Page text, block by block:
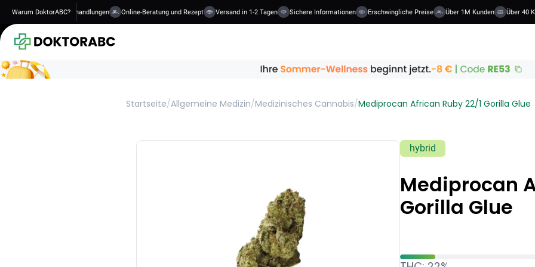
Warum DoktorABC?
Diskrete, qualifizierte Behandlungen Online-Beratung und Rezept Versand in 1-2 Tagen Sichere Informationen Erschwingliche Preise Über 1M Kunden Über 40
Startseite/Allgemeine Medizin/Medizinisches Cannabis/Mediprocan African Ruby 22/1 Gorilla Glue
hybrid
Mediprocan
Gorilla Glue